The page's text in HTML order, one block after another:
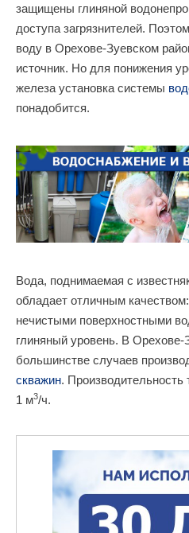
защищены глиняной
доступа загрязнителей.
воду в Орехове-Зуевском
источник. Но для понижения
железа установка системы
понадобится.
Вода, поднимаемая с
обладает отличным
нечистыми поверхностными
глиняный уровень. В Орехове-
большинстве случаев
скважин. Производительность
1 м3/ч.